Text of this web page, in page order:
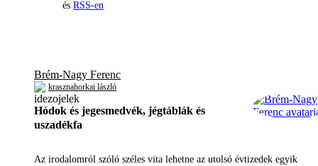
és RSS-en
Brém-Nagy Ferenc
krasznahorkai lászló
Hódok és jegesmedvék, jégtáblák és
uszadékfa
Az irodalomról szóló széles vita lehetne az utolsó évtizedek egyik